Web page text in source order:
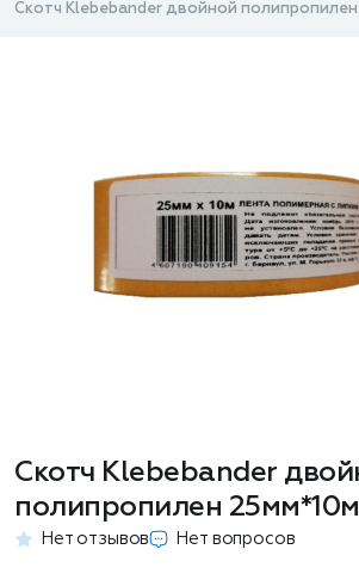
Скотч Klebebander двойной
Скотч Klebebander
полипропилен 25мм*10м
Нет отзывов Нет вопросов